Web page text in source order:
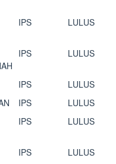
IPS LULUS
IPS LULUS
IPS
LULUS
IPS
LULUS
IPS LULUS
IPS
LULUS